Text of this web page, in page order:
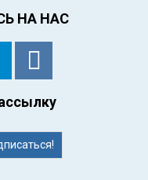
НА НАС